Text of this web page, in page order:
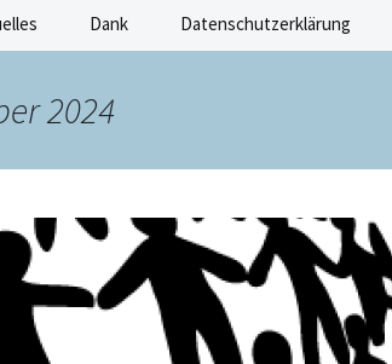
Dank Datenschutzerklärung
2024